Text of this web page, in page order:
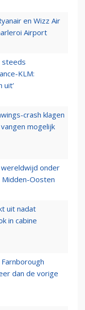
en Wizz Air
Airport
steeds
KLM:
uit’
crash klagen
mogelijk
onder
Oosten
uit nadat
in cabine
dan de vorige